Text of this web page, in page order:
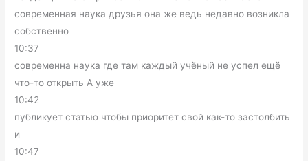
современная наука друзья она же ведь недавно возникла
собственно
10:37
современна наука где там каждый учёный не успел ещё
что-то открыть А уже
10:42
публикует статью чтобы приоритет свой как-то застолбить
и
10:47